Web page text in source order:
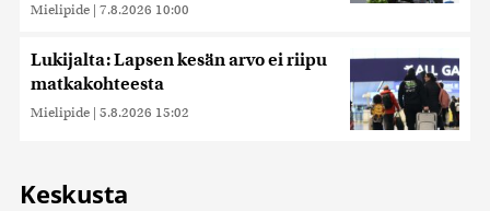
Mielipide | 7.8.2026 10:00
Lukijalta: Lapsen kesän arvo ei riipu
matkakohteesta
Mielipide | 5.8.2026 15:02
Keskusta